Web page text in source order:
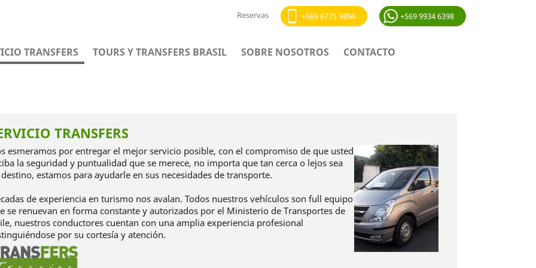
Reservas +569 6775 9894 +569 9934 6398
TRANSFERS TOURS Y TRANSFERS BRASIL SOBRE NOSOTROS CONTACTO
TRANSFERS
esmeramos por entregar el mejor servicio posible, con el compromiso de que usted
la seguridad y puntualidad que se merece, no importa que tan cerca o lejos sea
estamos para ayudarle en sus necesidades de transporte.
de experiencia en turismo nos avalan. Todos nuestros vehículos son full equipo
se renuevan en forma constante y autorizados por el Ministerio de Transportes de
nuestros conductores cuentan con una amplia experiencia profesional
por su cortesía y atención.